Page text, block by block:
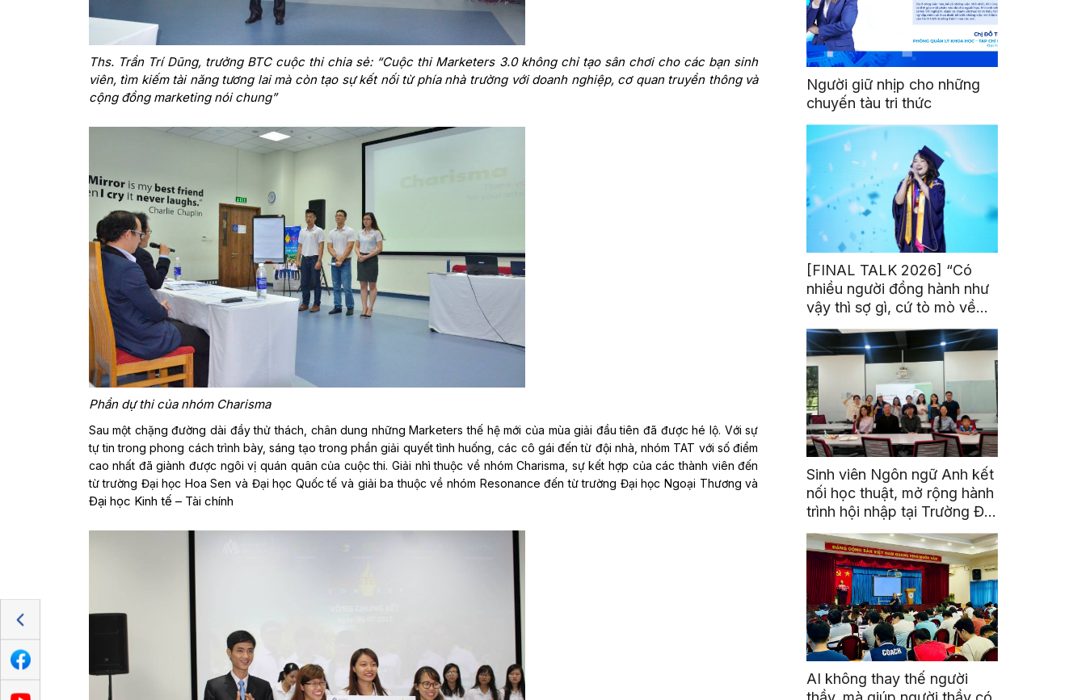
Ths. Trần Trí Dũng, trưởng BTC cuộc thi chia sẻ: “Cuộc thi Marketers 3.0 không chỉ tạo sân chơi cho các bạn sinh
viên, tìm kiếm tài năng tương lai mà còn tạo sự kết nối từ phía nhà trường với doanh nghiệp, cơ quan truyền thông và
cộng đồng marketing nói chung”
Phần dự thi của nhóm Charisma
Sau một chặng đường dài đầy thử thách, chân dung những Marketers thế hệ mới của mùa giải đầu tiên đã được hé lộ. Với sự
tự tin trong phong cách trình bày, sáng tạo trong phần giải quyết tình huống, các cô gái đến từ đội nhà, nhóm TAT với số điểm
cao nhất đã giành được ngôi vị quán quân của cuộc thi. Giải nhì thuộc về nhóm Charisma, sự kết hợp của các thành viên đến
từ trường Đại học Hoa Sen và Đại học Quốc tế và giải ba thuộc về nhóm Resonance đến từ trường Đại học Ngoại Thương và
Đại học Kinh tế – Tài chính
Người giữ nhịp cho những
chuyến tàu tri thức
[FINAL TALK 2026] “Có
nhiều người đồng hành như
vậy thì sợ gì, cứ tò mò về
thế giới thôi”
Sinh viên Ngôn ngữ Anh kết
nối học thuật, mở rộng hành
trình hội nhập tại Trường Đại
học Quốc gia Malaysia
AI không thay thế người